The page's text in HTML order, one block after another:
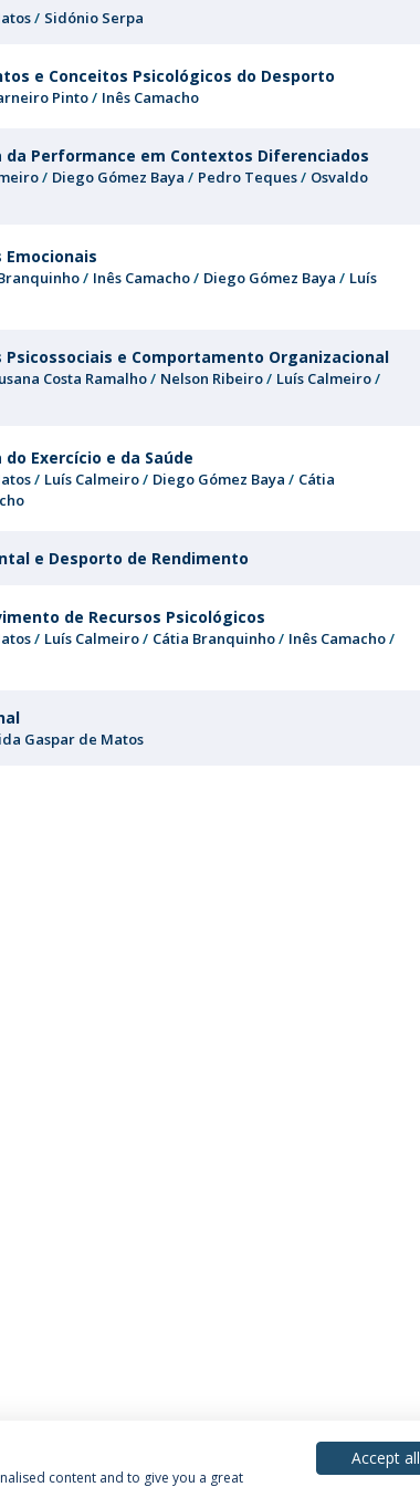
Doutoramentos
Sidónio Serpa
e Conceitos Psicológicos do Desporto
Pinto Inês Camacho
da Performance em Contextos Diferenciados
Diego Gómez Baya Pedro Teques
Osvaldo
Emocionais
Inês Camacho Diego Gómez Baya
Luís
Psicossociais e Comportamento Organizacional
Costa Ramalho Nelson Ribeiro
Luís Calmeiro
Exercício e da Saúde
Luís Calmeiro Diego Gómez Baya
Cátia
e Desporto de Rendimento
de Recursos Psicológicos
Luís Calmeiro Cátia Branquinho
Inês Camacho
Gaspar de Matos
content and to give you a great
Accept all